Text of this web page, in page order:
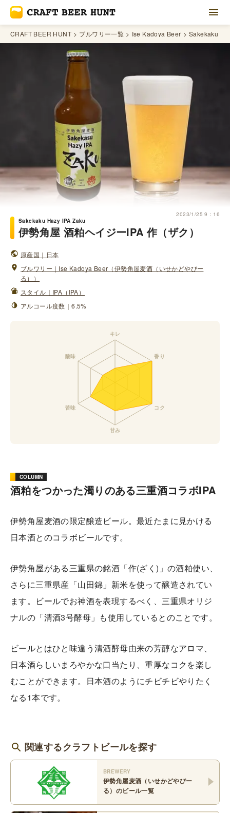
CRAFT BEER HUNT ブルワリー一覧 Ise Kadoya Beer Sakekaku
2023/1/25 9：16
Sakekaku Hazy IPA Zaku
伊勢角屋 酒粕ヘイジーIPA 作（ザク）
原産国｜日本
ブルワリー｜Ise Kadoya Beer（伊勢角屋麦酒（いせかどやびー
る））
スタイル｜IPA（IPA）
アルコール度数｜6.5%
COLUMN
酒粕をつかった濁りのある三重酒コラボIPA
伊勢角屋麦酒の限定醸造ビール。最近たまに見かける
日本酒とのコラボビールです。
伊勢角屋がある三重県の銘酒「作(ざく)」の酒粕使い、
さらに三重県産「山田錦」新米を使って醸造されてい
ます。ビールでお神酒を表現するべく、三重県オリジ
ナルの「清酒3号酵母」も使用しているとのことです。
ビールとはひと味違う清酒酵母由来の芳醇なアロマ、
日本酒らしいまろやかな口当たり、重厚なコクを楽し
むことができます。日本酒のようにチビチビやりたく
なる1本です。
関連するクラフトビールを探す
BREWERY
伊勢角屋麦酒（いせかどやびー
る） のビール一覧